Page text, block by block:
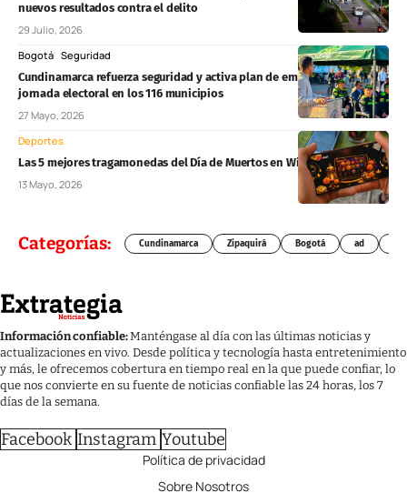
nuevos resultados contra el delito
29 Julio, 2026
Bogotá Seguridad
Cundinamarca refuerza seguridad y activa plan de emergencias para
jornada electoral en los 116 municipios
27 Mayo, 2026
Deportes
Las 5 mejores tragamonedas del Día de Muertos en Winpot México
13 Mayo, 2026
Categorías: Cundinamarca Zipaquirá Bogotá ad
Información confiable:Manténgase al día con las últimas noticias y
actualizaciones en vivo. Desde política y tecnología hasta entretenimiento
y más, le ofrecemos cobertura en tiempo real en la que puede confiar, lo
que nos convierte en su fuente de noticias confiable las 24 horas, los 7
días de la semana.
Facebook Instagram Youtube
Política de privacidad
Sobre Nosotros